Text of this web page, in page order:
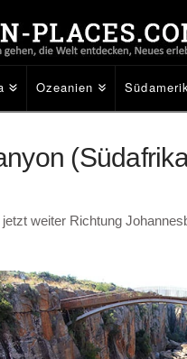
Ozeanien
weiter Richtung